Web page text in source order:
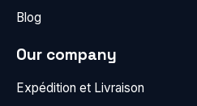
Blog
Our company
Expédition et Livraison